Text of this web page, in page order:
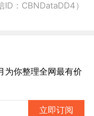
：CBNDataDD4）
为你整理全网最有价
立即订阅